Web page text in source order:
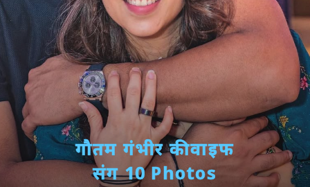
गौतम गंभीर की वाइफ
संग 10 Photos